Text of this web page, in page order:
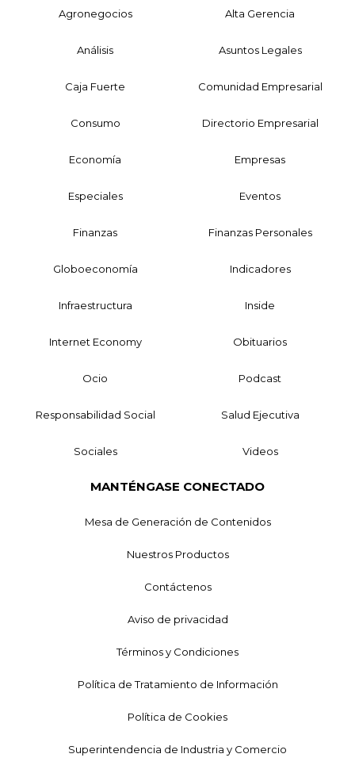
Agronegocios Alta Gerencia
Análisis Asuntos Legales
Caja Fuerte Comunidad Empresarial
Consumo Directorio Empresarial
Economía Empresas
Especiales Eventos
Finanzas Finanzas Personales
Globoeconomía Indicadores
Infraestructura Inside
Internet Economy Obituarios
Ocio Podcast
Responsabilidad Social Salud Ejecutiva
Sociales Videos
MANTÉNGASE CONECTADO
Mesa de Generación de Contenidos
Nuestros Productos
Contáctenos
Aviso de privacidad
Términos y Condiciones
Política de Tratamiento de Información
Política de Cookies
Superintendencia de Industria y Comercio